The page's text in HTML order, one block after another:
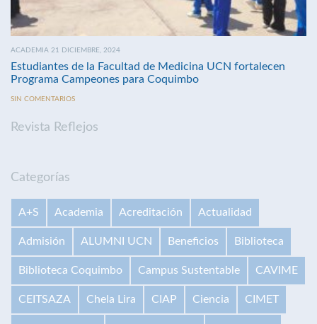
ACADEMIA 21 DICIEMBRE, 2024
Estudiantes de la Facultad de Medicina UCN fortalecen
Programa Campeones para Coquimbo
SIN COMENTARIOS
Revista Reflejos
Categorías
A+S Academia Acreditación Actualidad
Admisión ALUMNI UCN Beneficios Biblioteca
Biblioteca Coquimbo Campus Sustentable CAVIME
CEITSAZA Chela Lira CIAP Ciencia CIMET